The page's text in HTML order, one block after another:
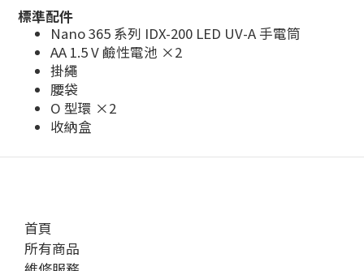
標準配件
Nano 365 系列 IDX-200 LED UV-A 手電筒
AA 1.5 V 鹼性電池 ×2
掛繩
腰袋
O 型環 ×2
收納盒
首頁
所有商品